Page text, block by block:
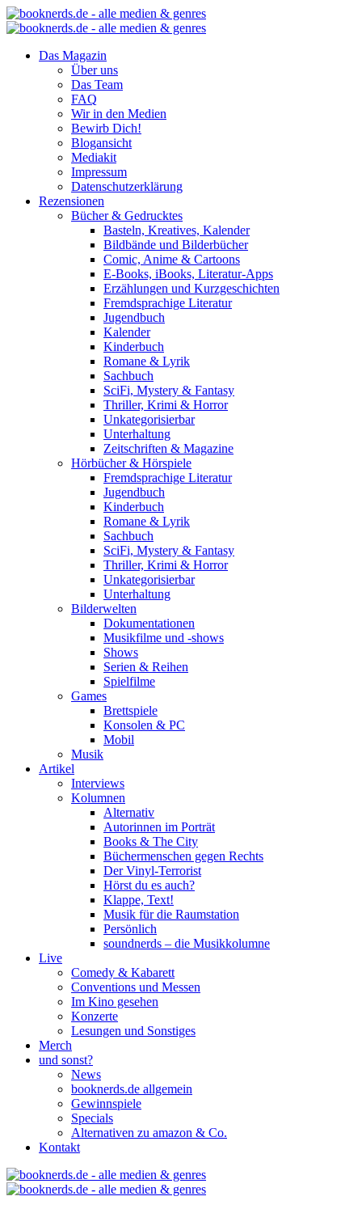
Das Magazin
Über uns
Das Team
FAQ
Wir in den Medien
Bewirb Dich!
Blogansicht
Mediakit
Impressum
Datenschutzerklärung
Rezensionen
Bücher & Gedrucktes
Basteln, Kreatives, Kalender
Bildbände und Bilderbücher
Comic, Anime & Cartoons
E-Books, iBooks, Literatur-Apps
Erzählungen und Kurzgeschichten
Fremdsprachige Literatur
Jugendbuch
Kalender
Kinderbuch
Romane & Lyrik
Sachbuch
SciFi, Mystery & Fantasy
Thriller, Krimi & Horror
Unkategorisierbar
Unterhaltung
Zeitschriften & Magazine
Hörbücher & Hörspiele
Fremdsprachige Literatur
Jugendbuch
Kinderbuch
Romane & Lyrik
Sachbuch
SciFi, Mystery & Fantasy
Thriller, Krimi & Horror
Unkategorisierbar
Unterhaltung
Bilderwelten
Dokumentationen
Musikfilme und -shows
Shows
Serien & Reihen
Spielfilme
Games
Brettspiele
Konsolen & PC
Mobil
Musik
Artikel
Interviews
Kolumnen
Alternativ
Autorinnen im Porträt
Books & The City
Büchermenschen gegen Rechts
Der Vinyl-Terrorist
Hörst du es auch?
Klappe, Text!
Musik für die Raumstation
Persönlich
soundnerds – die Musikkolumne
Live
Comedy & Kabarett
Conventions und Messen
Im Kino gesehen
Konzerte
Lesungen und Sonstiges
Merch
und sonst?
News
booknerds.de allgemein
Gewinnspiele
Specials
Alternativen zu amazon & Co.
Kontakt